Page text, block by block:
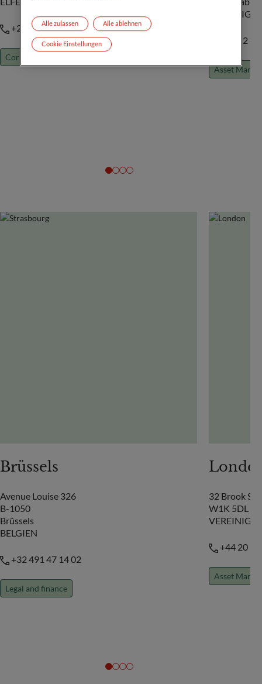
+225 05 66 344 609
Corporate Banking
+971 2
Asset
Brüssels
Avenue Louise 326
B-1050
Brüssels
BELGIEN
+32 491 47 14 02
Legal and finance
32 Brook
W1K 5DL
+44 20
Asset
Alle ablehnen
Alle zulassen
Cookie Einstellungen